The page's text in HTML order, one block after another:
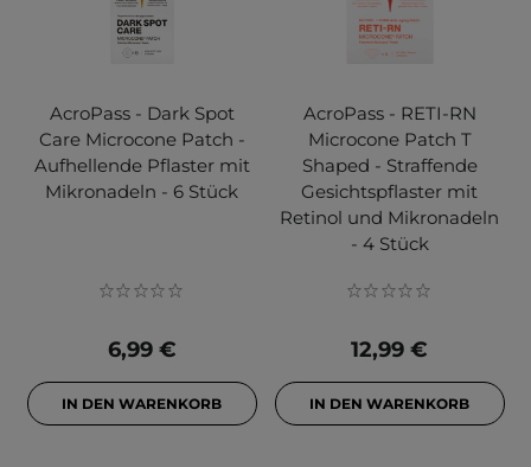
AcroPass - Dark Spot
Care Microcone Patch -
Aufhellende Pflaster mit
Mikronadeln - 6 Stück
6,99 €
IN DEN WARENKORB
AcroPass - RETI-RN
Microcone Patch T
Shaped - Straffende
Gesichtspflaster mit
Retinol und Mikronadeln
- 4 Stück
12,99 €
IN DEN WARENKORB